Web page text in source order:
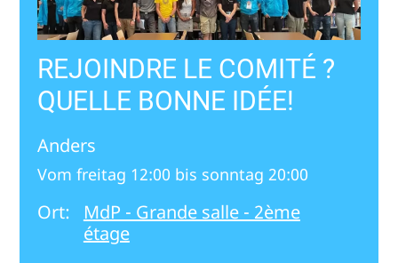
REJOINDRE LE COMITÉ ?
QUELLE BONNE IDÉE!
Anders
Vom freitag 12:00 bis sonntag 20:00
Ort:
MdP - Grande salle - 2ème
étage